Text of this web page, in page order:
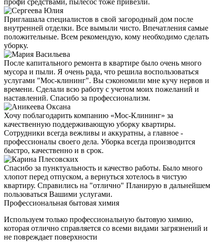
профи средствами, пылесос тоже привезли.
Приглашала специалистов в свой загородный дом после
внутренней отделки. Все вымыли чисто. Впечатления самые
положительные. Всем рекомендую, кому необходимо сделать
уборку.
После капитального ремонта в квартире было очень много
мусора и пыли. Я очень рада, что решила воспользоваться
услугами "Мос-клининг". Вы сэкономили мне кучу нервов и
времени. Сделали всю работу с учетом моих пожеланий и
наставлений. Спасибо за профессионализм.
Хочу поблагодарить компанию «Мос-Клининг» за
качественную поддерживающую уборку квартиры.
Сотрудники всегда вежливы и аккуратны, а главное -
профессионалы своего дела. Уборка всегда производится
быстро, качественно и в срок.
Спасибо за пунктуальность и качество работы. Было много
хлопот перед отпуском, а вернуться хотелось в чистую
квартиру. Справились на "отлично" Планирую в дальнейшем
пользоваться Вашими услугами.
Профессиональная бытовая химия
Используем только профессиональную бытовую химию,
которая отлично справляется со всеми видами загрязнений и
не повреждает поверхности